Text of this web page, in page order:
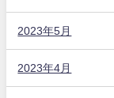
2023年5月
2023年4月